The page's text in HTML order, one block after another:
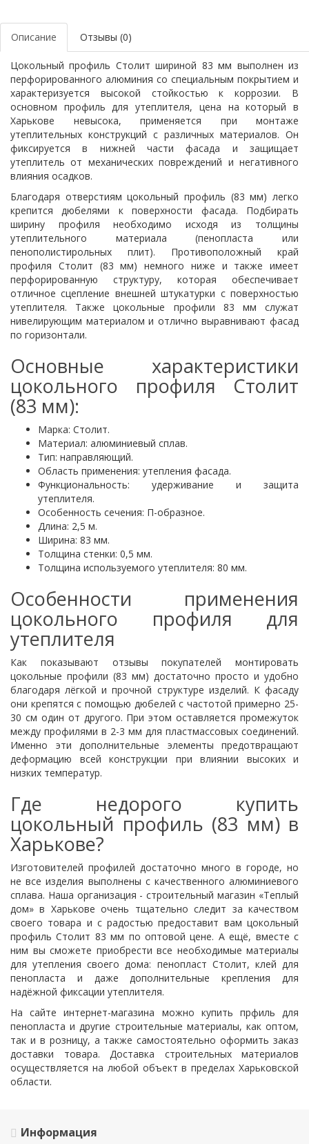
Описание Отзывы (0)
Цокольный профиль Столит шириной 83 мм выполнен из
перфорированного алюминия со специальным покрытием и
характеризуется высокой стойкостью к коррозии. В
основном профиль для утеплителя, цена на который в
Харькове невысока, применяется при монтаже
утеплительных конструкций с различных материалов. Он
фиксируется в нижней части фасада и защищает
утеплитель от механических повреждений и негативного
влияния осадков.
Благодаря отверстиям цокольный профиль (83 мм) легко
крепится дюбелями к поверхности фасада. Подбирать
ширину профиля необходимо исходя из толщины
утеплительного материала (пенопласта или
пенополистирольных плит). Противоположный край
профиля Столит (83 мм) немного ниже и также имеет
перфорированную структуру, которая обеспечивает
отличное сцепление внешней штукатурки с поверхностью
утеплителя. Также цокольные профили 83 мм служат
нивелирующим материалом и отлично выравнивают фасад
по горизонтали.
Основные характеристики
цокольного профиля Столит
(83 мм):
Марка: Столит.
Материал: алюминиевый сплав.
Тип: направляющий.
Область применения: утепления фасада.
Функциональность: удерживание и защита
утеплителя.
Особенность сечения: П-образное.
Длина: 2,5 м.
Ширина: 83 мм.
Толщина стенки: 0,5 мм.
Толщина используемого утеплителя: 80 мм.
Особенности применения
цокольного профиля для
утеплителя
Как показывают отзывы покупателей монтировать
цокольные профили (83 мм) достаточно просто и удобно
благодаря лёгкой и прочной структуре изделий. К фасаду
они крепятся с помощью дюбелей с частотой примерно 25-
30 см один от другого. При этом оставляется промежуток
между профилями в 2-3 мм для пластмассовых соединений.
Именно эти дополнительные элементы предотвращают
деформацию всей конструкции при влиянии высоких и
низких температур.
Где недорого купить
цокольный профиль (83 мм) в
Харькове?
Изготовителей профилей достаточно много в городе, но
не все изделия выполнены с качественного алюминиевого
сплава. Наша организация - строительный магазин «Теплый
дом» в Харькове очень тщательно следит за качеством
своего товара и с радостью предоставит вам цокольный
профиль Столит 83 мм по оптовой цене. А ещё, вместе с
ним вы сможете приобрести все необходимые материалы
для утепления своего дома: пенопласт Столит, клей для
пенопласта и даже дополнительные крепления для
надёжной фиксации утеплителя.
На сайте интернет-магазина можно купить прфиль для
пенопласта и другие строительные материалы, как оптом,
так и в розницу, а также самостоятельно оформить заказ
доставки товара. Доставка строительных материалов
осуществляется на любой объект в пределах Харьковской
области.
Информация